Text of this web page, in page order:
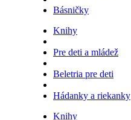
Básničky
Knihy
Pre deti a mládež
Beletria pre deti
Hádanky a riekanky
Knihy